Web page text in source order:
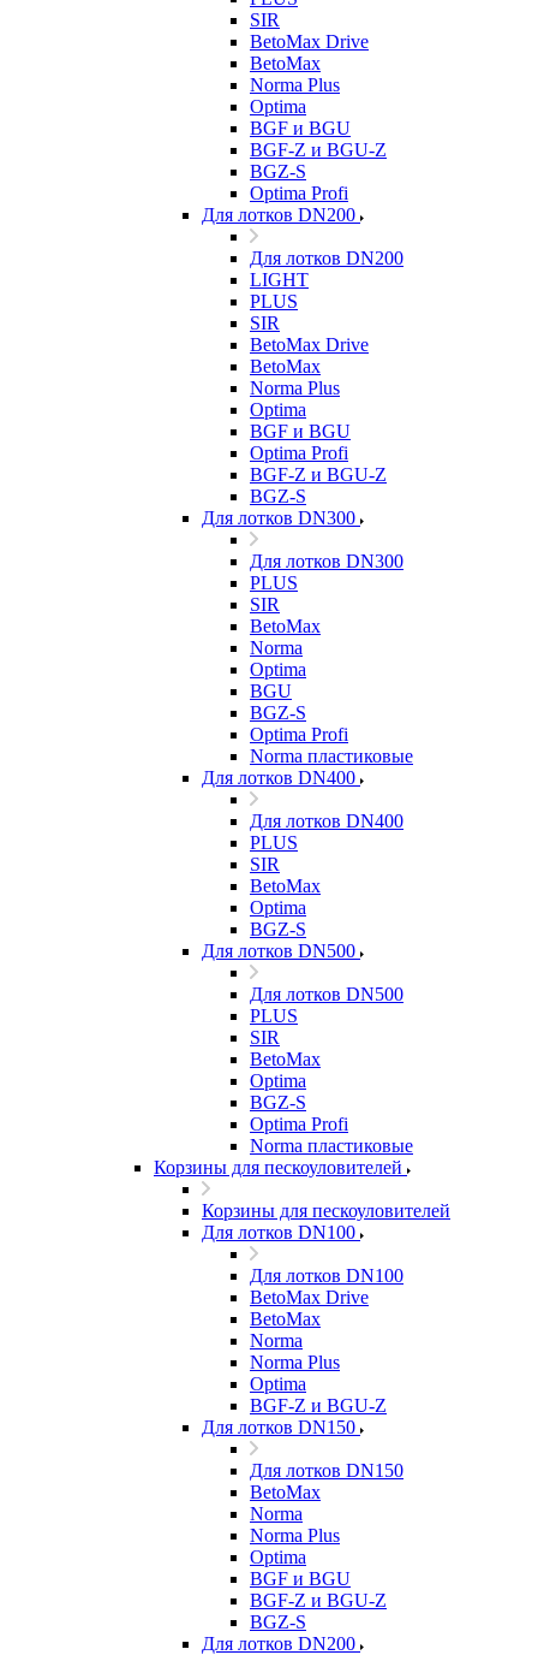
SIR
BetoMax Drive
BetoMax
Norma Plus
Optima
BGF и BGU
BGF-Z и BGU-Z
BGZ-S
Optima Profi
Для лотков DN200
Для лотков DN200
LIGHT
PLUS
SIR
BetoMax Drive
BetoMax
Norma Plus
Optima
BGF и BGU
Optima Profi
BGF-Z и BGU-Z
BGZ-S
Для лотков DN300
Для лотков DN300
PLUS
SIR
BetoMax
Norma
Optima
BGU
BGZ-S
Optima Profi
Norma пластиковые
Для лотков DN400
Для лотков DN400
PLUS
SIR
BetoMax
Optima
BGZ-S
Для лотков DN500
Для лотков DN500
PLUS
SIR
BetoMax
Optima
BGZ-S
Optima Profi
Norma пластиковые
Корзины для пескоуловителей
Корзины для пескоуловителей
Для лотков DN100
Для лотков DN100
BetoMax Drive
BetoMax
Norma
Norma Plus
Optima
BGF-Z и BGU-Z
Для лотков DN150
Для лотков DN150
BetoMax
Norma
Norma Plus
Optima
BGF и BGU
BGF-Z и BGU-Z
BGZ-S
Для лотков DN200